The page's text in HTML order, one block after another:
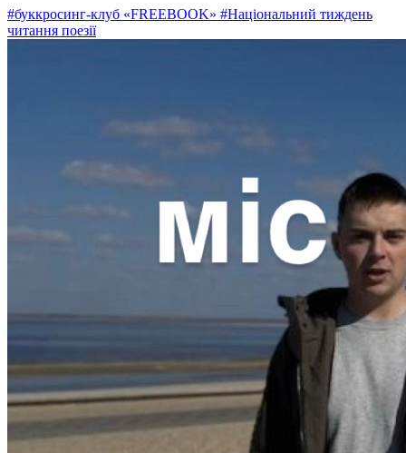
#буккросинг-клуб «FREEBOOK» #Національний тиждень
читання поезії